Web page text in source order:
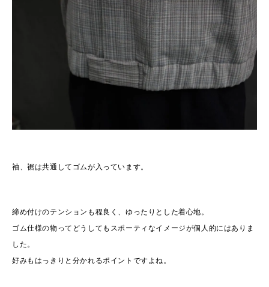
袖、裾は共通してゴムが入っています。
締め付けのテンションも程良く、ゆったりとした着心地。
ゴム仕様の物ってどうしてもスポーティなイメージが個人的にはありま
した。
好みもはっきりと分かれるポイントですよね。